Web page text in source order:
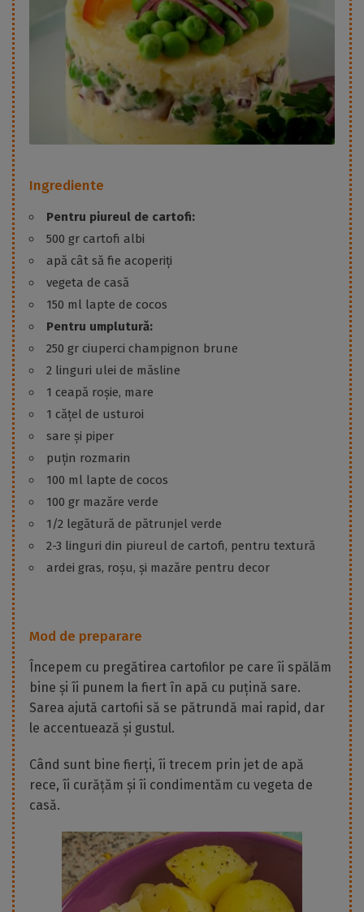
Ingrediente
Pentru piureul de cartofi:
500 gr cartofi albi
apă cât să fie acoperiți
vegeta de casă
150 ml lapte de cocos
Pentru umplutură:
250 gr ciuperci champignon brune
2 linguri ulei de măsline
1 ceapă roșie, mare
1 cățel de usturoi
sare și piper
puțin rozmarin
100 ml lapte de cocos
100 gr mazăre verde
1/2 legătură de pătrunjel verde
2-3 linguri din piureul de cartofi, pentru textură
ardei gras, roșu, și mazăre pentru decor
Mod de preparare
Începem cu pregătirea cartofilor pe care îi spălăm
bine și îi punem la fiert în apă cu puțină sare.
Sarea ajută cartofii să se pătrundă mai rapid, dar
le accentuează și gustul.
Când sunt bine fierți, îi trecem prin jet de apă
rece, îi curățăm și îi condimentăm cu vegeta de
casă.